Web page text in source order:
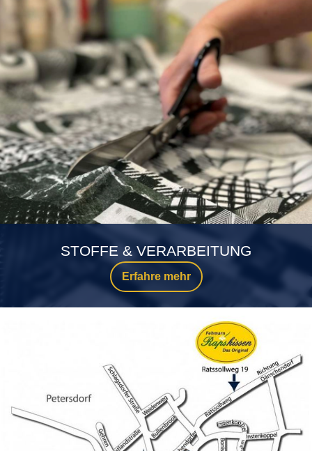
Erfahre mehr
STOFFE & VERARBEITUNG